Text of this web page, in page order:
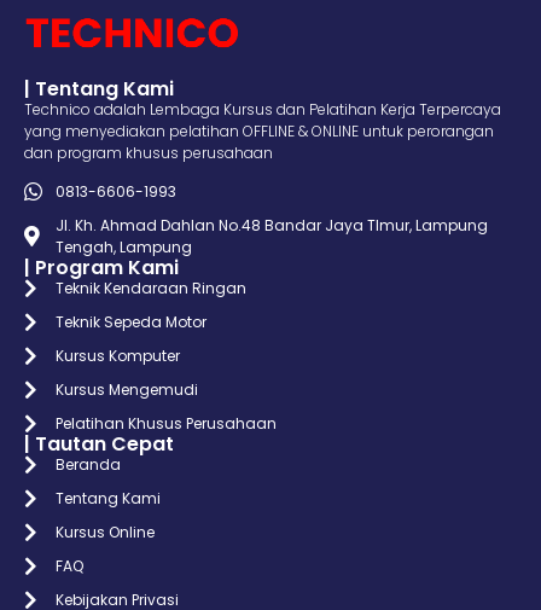
| Tentang Kami
Technico adalah Lembaga Kursus dan Pelatihan Kerja Terpercaya
yang menyediakan pelatihan OFFLINE & ONLINE untuk perorangan
dan program khusus perusahaan
0813-6606-1993
Jl. Kh. Ahmad Dahlan No.48 Bandar Jaya TImur, Lampung
Tengah, Lampung
| Program Kami
Teknik Kendaraan Ringan
Teknik Sepeda Motor
Kursus Komputer
Kursus Mengemudi
Pelatihan Khusus Perusahaan
| Tautan Cepat
Beranda
Tentang Kami
Kursus Online
FAQ
Kebijakan Privasi